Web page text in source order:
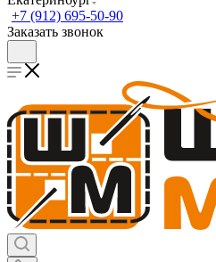
+7 (912) 695-50-90
Заказать звонок